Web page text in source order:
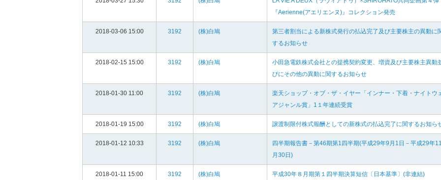
『Aerienne(アエリエンヌ)』コレクション発売
2018-03-06 15:00 3192 (株)白鳩
第三者割当による新株式発行の払込完了及び主要株主の異動に
するお知らせ
2018-02-15 15:00 3192 (株)白鳩
小田急電鉄株式会社との提携契約変更、増資及び主要株主異動
びにその他の異動に関するお知らせ
2018-01-30 11:00 3192 (株)白鳩
楽天ショップ・オブ・ザ・イヤー「インナー・下着・ナイトウ
アジャンル賞」1１年連続受賞
2018-01-19 15:00 3192 (株)白鳩 譲渡制限付株式報酬としての新株式の払込完了に関するお知ら
2018-01-12 10:33 3192 (株)白鳩
四半期報告書－第46期第1四半期(平成29年9月1日－平成29年11
月30日)
2018-01-11 15:00 3192 (株)白鳩 平成30年８月期第１四半期決算短信〔日本基準〕(非連結)